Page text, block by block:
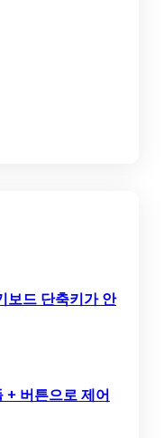
드 단축키가 안
버튼으로 제어